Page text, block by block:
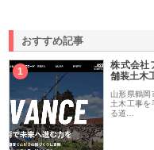
おすすめ記事
1
株式会社
舗装土木
山形県鶴岡
土木工事を
る道…